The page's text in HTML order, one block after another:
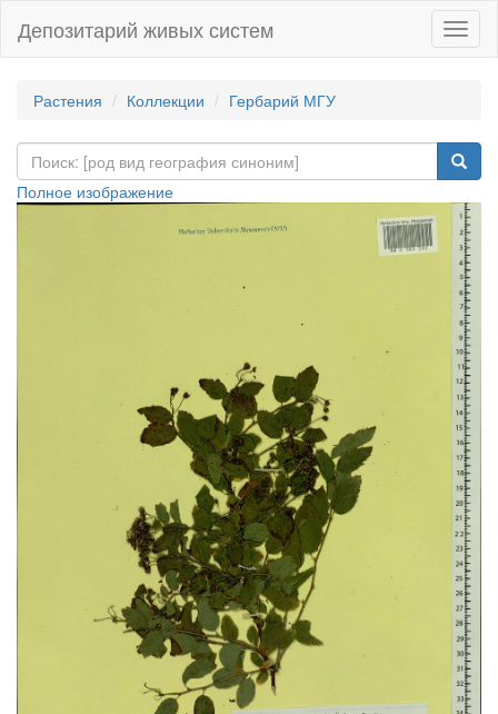
Депозитарий живых систем
Растения Коллекции Гербарий МГУ
Полное изображение